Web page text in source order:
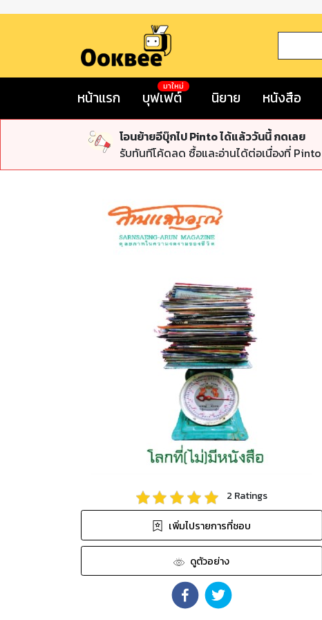
หน้าแรก บุฟเฟต์
มาใหม่
นิยาย หนังสือ
โอนย้ายอีบุ๊กไป Pinto ได้แล้ววันนี้ กดเลย
รับทันทีโค้ดลด ซื้อและอ่านได้ต่อเนื่องที่ Pinto
2 Ratings
เพิ่มไปรายการที่ชอบ
ดูตัวอย่าง